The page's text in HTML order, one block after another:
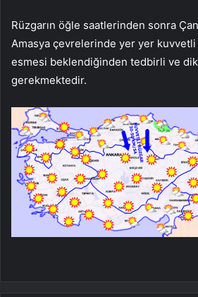
Rüzgarın öğle saatlerinden sonra
Amasya çevrelerinde yer yer
esmesi beklendiğinden tedbirli ve
gerekmektedir.